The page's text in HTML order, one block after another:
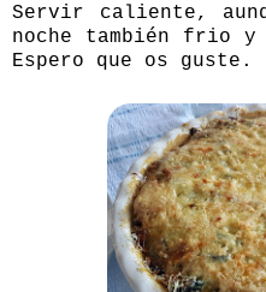
Servir caliente,
noche también frio
Espero que os guste.